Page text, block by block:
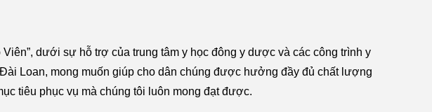
dưới sự hỗ trợ của trung tâm y học đông y dược và các công trình y
Loan, mong muốn giúp cho dân chúng được hưởng đầy đủ chất lượng
tiêu phục vụ mà chúng tôi luôn mong đạt được.